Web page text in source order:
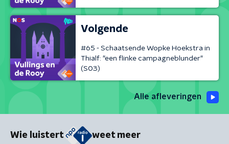
Volgende
#65 - Schaatsende Wopke Hoekstra in
Thialf: "een flinke campagneblunder"
(S03)
Alle afleveringen
Wie luistert weet meer